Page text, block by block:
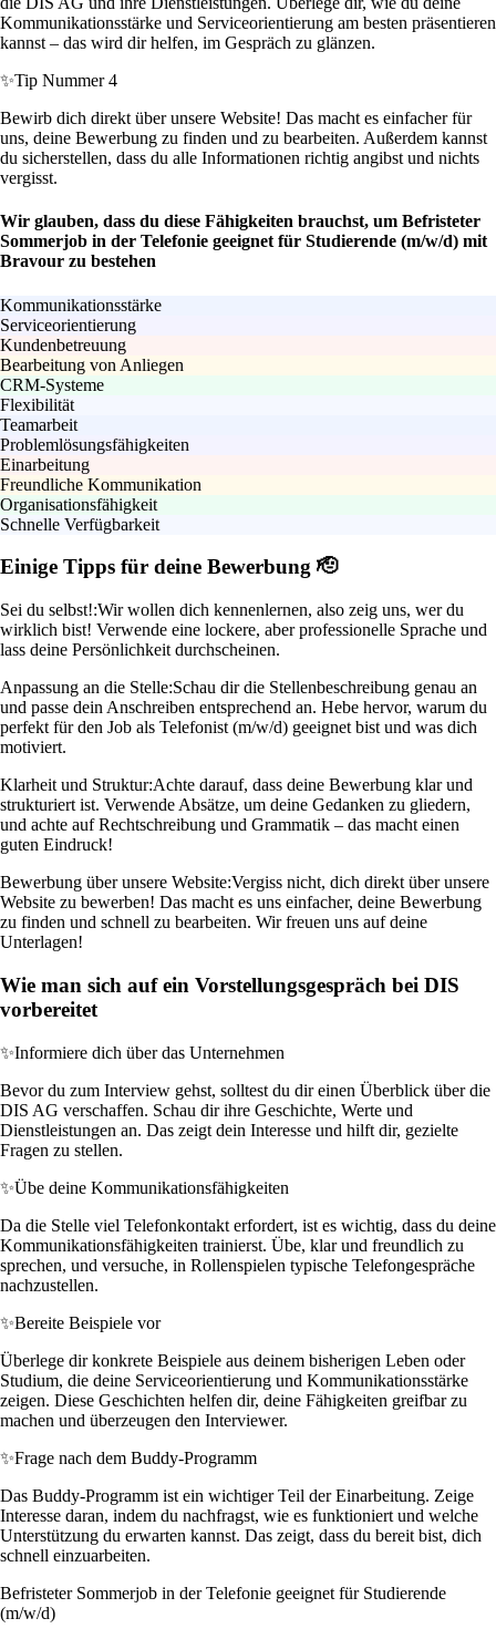
Kommunikationsstärke und Serviceorientierung am besten präsentieren
kannst – das wird dir helfen, im Gespräch zu glänzen.
✨Tip Nummer 4
Bewirb dich direkt über unsere Website! Das macht es einfacher für
uns, deine Bewerbung zu finden und zu bearbeiten. Außerdem kannst
du sicherstellen, dass du alle Informationen richtig angibst und nichts
vergisst.
Wir glauben, dass du diese Fähigkeiten brauchst, um Befristeter
Sommerjob in der Telefonie geeignet für Studierende (m/w/d) mit
Bravour zu bestehen
Kommunikationsstärke
Serviceorientierung
Kundenbetreuung
Bearbeitung von Anliegen
CRM-Systeme
Flexibilität
Teamarbeit
Problemlösungsfähigkeiten
Einarbeitung
Freundliche Kommunikation
Organisationsfähigkeit
Schnelle Verfügbarkeit
Einige Tipps für deine Bewerbung 🫡
Sei du selbst!:Wir wollen dich kennenlernen, also zeig uns, wer du
wirklich bist! Verwende eine lockere, aber professionelle Sprache und
lass deine Persönlichkeit durchscheinen.
Anpassung an die Stelle:Schau dir die Stellenbeschreibung genau an
und passe dein Anschreiben entsprechend an. Hebe hervor, warum du
perfekt für den Job als Telefonist (m/w/d) geeignet bist und was dich
motiviert.
Klarheit und Struktur:Achte darauf, dass deine Bewerbung klar und
strukturiert ist. Verwende Absätze, um deine Gedanken zu gliedern,
und achte auf Rechtschreibung und Grammatik – das macht einen
guten Eindruck!
Bewerbung über unsere Website:Vergiss nicht, dich direkt über unsere
Website zu bewerben! Das macht es uns einfacher, deine Bewerbung
zu finden und schnell zu bearbeiten. Wir freuen uns auf deine
Unterlagen!
Wie man sich auf ein Vorstellungsgespräch bei DIS
vorbereitet
✨Informiere dich über das Unternehmen
Bevor du zum Interview gehst, solltest du dir einen Überblick über die
DIS AG verschaffen. Schau dir ihre Geschichte, Werte und
Dienstleistungen an. Das zeigt dein Interesse und hilft dir, gezielte
Fragen zu stellen.
✨Übe deine Kommunikationsfähigkeiten
Da die Stelle viel Telefonkontakt erfordert, ist es wichtig, dass du deine
Kommunikationsfähigkeiten trainierst. Übe, klar und freundlich zu
sprechen, und versuche, in Rollenspielen typische Telefongespräche
nachzustellen.
✨Bereite Beispiele vor
Überlege dir konkrete Beispiele aus deinem bisherigen Leben oder
Studium, die deine Serviceorientierung und Kommunikationsstärke
zeigen. Diese Geschichten helfen dir, deine Fähigkeiten greifbar zu
machen und überzeugen den Interviewer.
✨Frage nach dem Buddy-Programm
Das Buddy-Programm ist ein wichtiger Teil der Einarbeitung. Zeige
Interesse daran, indem du nachfragst, wie es funktioniert und welche
Unterstützung du erwarten kannst. Das zeigt, dass du bereit bist, dich
schnell einzuarbeiten.
Befristeter Sommerjob in der Telefonie geeignet für Studierende
(m/w/d)